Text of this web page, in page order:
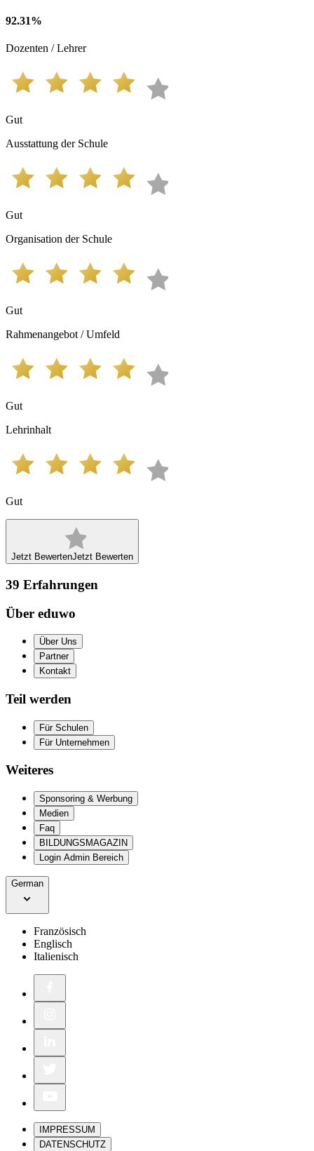
92.31%
Dozenten / Lehrer
Gut
Ausstattung der Schule
Gut
Organisation der Schule
Gut
Rahmenangebot / Umfeld
Gut
Lehrinhalt
Gut
Jetzt BewertenJetzt Bewerten
39 Erfahrungen
Über eduwo
Über Uns
Partner
Kontakt
Teil werden
Für Schulen
Für Unternehmen
Weiteres
Sponsoring & Werbung
Medien
Faq
BILDUNGSMAGAZIN
Login Admin Bereich
German
Französisch
Englisch
Italienisch
IMPRESSUM
DATENSCHUTZ